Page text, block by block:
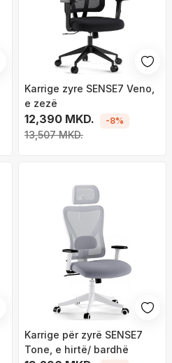
Karrige zyre SENSE7 Veno,
e zezë
12,390 MKD.
13,507 MKD.
-8%
Karrige për zyrë SENSE7
Tone, e hirtë/ bardhë